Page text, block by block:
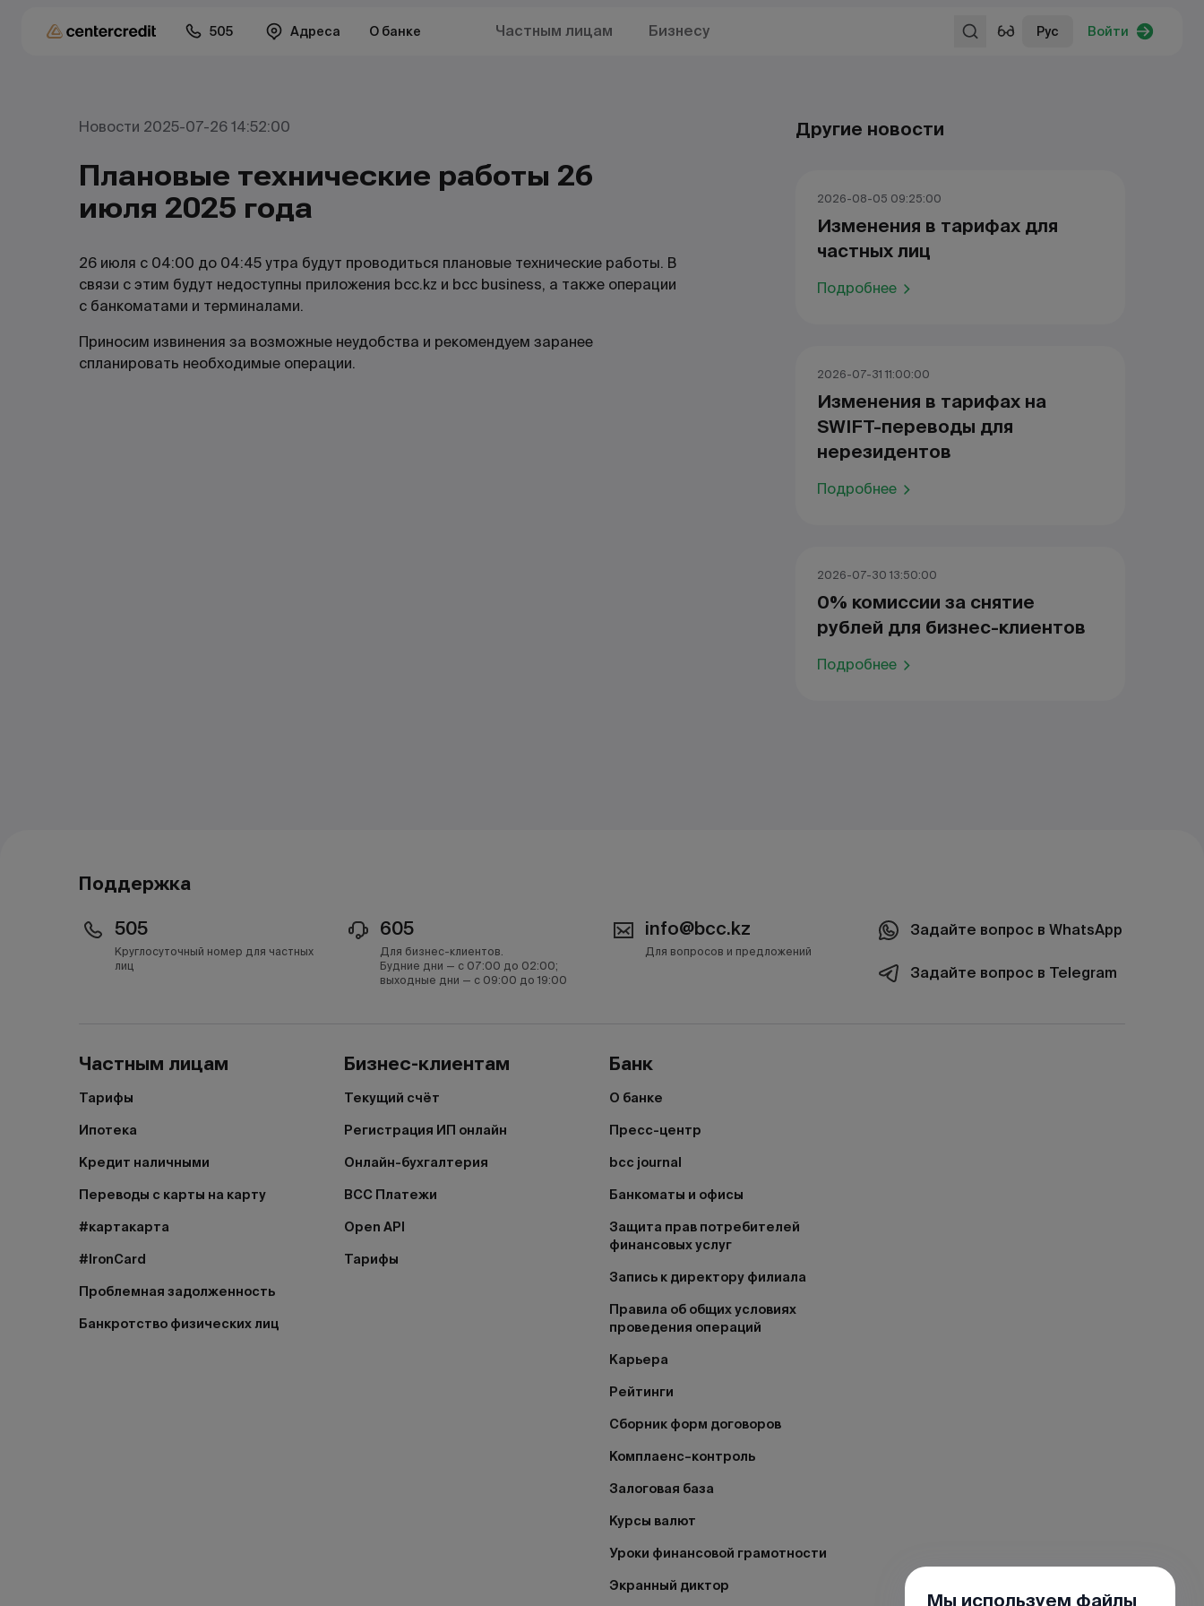
505 Адреса О банке Частным лицам Бизнесу Рус Войти
Новости 2025-07-26 14:52:00
Плановые технические работы 26
июля 2025 года
26 июля с 04:00 до 04:45 утра будут проводиться плановые технические работы. В
связи с этим будут недоступны приложения bcc.kz и bcc business, а также операции
с банкоматами и терминалами.
Приносим извинения за возможные неудобства и рекомендуем заранее
спланировать необходимые операции.
Другие новости
2026-08-05 09:25:00
Изменения в тарифах для
частных лиц
Подробнее
2026-07-31 11:00:00
Изменения в тарифах на
SWIFT-переводы для
нерезидентов
Подробнее
2026-07-30 13:50:00
0% комиссии за снятие
рублей для бизнес-клиентов
Подробнее
Поддержка
505
Круглосуточный номер для частных
лиц
605
Для бизнес-клиентов.
Будние дни — с 07:00 до 02:00;
выходные дни — с 09:00 до 19:00
info@bcc.kz
Для вопросов и предложений
Задайте вопрос в WhatsApp
Задайте вопрос в Telegram
Частным лицам
Тарифы
Ипотека
Кредит наличными
Переводы с карты на карту
#картакарта
#IronCard
Проблемная задолженность
Банкротство физических лиц
Бизнес-клиентам
Текущий счёт
Регистрация ИП онлайн
Онлайн-бухгалтерия
BCC Платежи
Open API
Тарифы
Банк
О банке
Пресс-центр
bcc journal
Банкоматы и офисы
Защита прав потребителей
финансовых услуг
Запись к директору филиала
Правила об общих условиях
проведения операций
Карьера
Рейтинги
Сборник форм договоров
Комплаенс–контроль
Залоговая база
Курсы валют
Уроки финансовой грамотности
Экранный диктор
Мы используем файлы